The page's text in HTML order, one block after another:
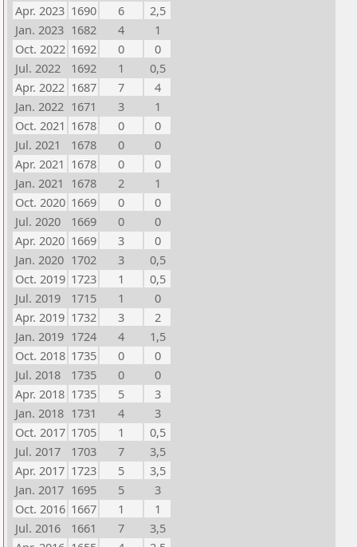
Apr. 2023 1690 6
2,5
Jan. 2023 1682 4
1
Oct. 2022 1692 0
0
Jul. 2022
1692 1
0,5
Apr. 2022 1687 7
4
Jan. 2022 1671 3
1
Oct. 2021 1678 0
0
Jul. 2021
1678 0
0
Apr. 2021 1678 0
0
Jan. 2021 1678 2
1
Oct. 2020 1669 0
0
Jul. 2020
1669 0
0
Apr. 2020 1669 3
0
Jan. 2020 1702 3
0,5
Oct. 2019 1723 1
0,5
Jul. 2019
1715 1
0
Apr. 2019 1732 3
2
Jan. 2019 1724 4
1,5
Oct. 2018 1735 0
0
Jul. 2018
1735 0
0
Apr. 2018 1735 5
3
Jan. 2018 1731 4
3
Oct. 2017 1705 1
0,5
Jul. 2017
1703 7
3,5
Apr. 2017 1723 5
3,5
Jan. 2017 1695 5
3
Oct. 2016 1667 1
1
Jul. 2016
1661 7
3,5